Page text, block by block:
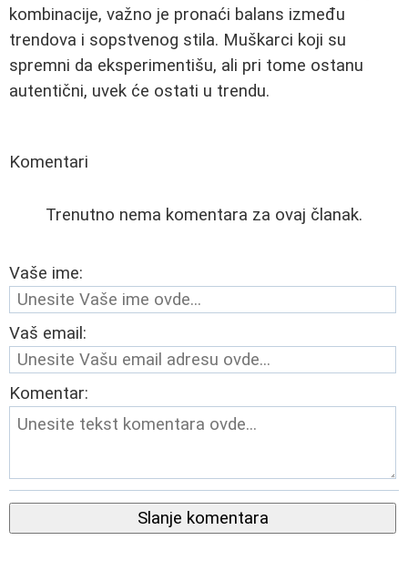
kombinacije, važno je pronaći balans između
trendova i sopstvenog stila. Muškarci koji su
spremni da eksperimentišu, ali pri tome ostanu
autentični, uvek će ostati u trendu.
Komentari
Trenutno nema komentara za ovaj članak.
Vaše ime:
Vaš email:
Komentar:
Slanje komentara